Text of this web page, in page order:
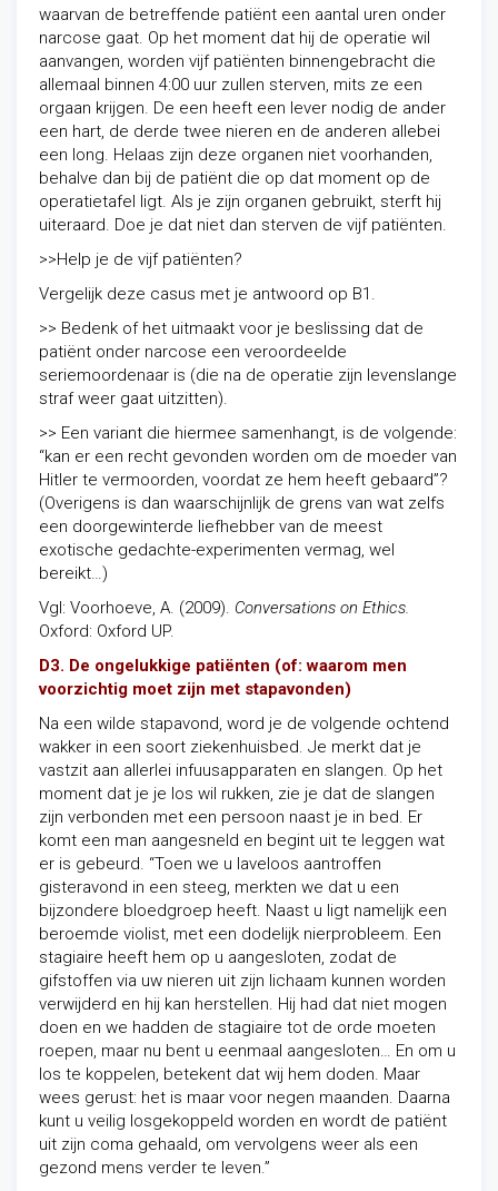
waarvan de betreffende patiënt een aantal uren onder
narcose gaat. Op het moment dat hij de operatie wil
aanvangen, worden vijf patiënten binnengebracht die
allemaal binnen 4:00 uur zullen sterven, mits ze een
orgaan krijgen. De een heeft een lever nodig de ander
een hart, de derde twee nieren en de anderen allebei
een long. Helaas zijn deze organen niet voorhanden,
behalve dan bij de patiënt die op dat moment op de
operatietafel ligt. Als je zijn organen gebruikt, sterft hij
uiteraard. Doe je dat niet dan sterven de vijf patiënten.
>>Help je de vijf patiënten?
Vergelijk deze casus met je antwoord op B1.
>> Bedenk of het uitmaakt voor je beslissing dat de
patiënt onder narcose een veroordeelde
seriemoordenaar is (die na de operatie zijn levenslange
straf weer gaat uitzitten).
>> Een variant die hiermee samenhangt, is de volgende:
“kan er een recht gevonden worden om de moeder van
Hitler te vermoorden, voordat ze hem heeft gebaard”?
(Overigens is dan waarschijnlijk de grens van wat zelfs
een doorgewinterde liefhebber van de meest
exotische gedachte-experimenten vermag, wel
bereikt…)
Vgl: Voorhoeve, A. (2009). Conversations on Ethics.
Oxford: Oxford UP.
D3. De ongelukkige patiënten (of: waarom men
voorzichtig moet zijn met stapavonden)
Na een wilde stapavond, word je de volgende ochtend
wakker in een soort ziekenhuisbed. Je merkt dat je
vastzit aan allerlei infuusapparaten en slangen. Op het
moment dat je je los wil rukken, zie je dat de slangen
zijn verbonden met een persoon naast je in bed. Er
komt een man aangesneld en begint uit te leggen wat
er is gebeurd. “Toen we u laveloos aantroffen
gisteravond in een steeg, merkten we dat u een
bijzondere bloedgroep heeft. Naast u ligt namelijk een
beroemde violist, met een dodelijk nierprobleem. Een
stagiaire heeft hem op u aangesloten, zodat de
gifstoffen via uw nieren uit zijn lichaam kunnen worden
verwijderd en hij kan herstellen. Hij had dat niet mogen
doen en we hadden de stagiaire tot de orde moeten
roepen, maar nu bent u eenmaal aangesloten… En om u
los te koppelen, betekent dat wij hem doden. Maar
wees gerust: het is maar voor negen maanden. Daarna
kunt u veilig losgekoppeld worden en wordt de patiënt
uit zijn coma gehaald, om vervolgens weer als een
gezond mens verder te leven.”